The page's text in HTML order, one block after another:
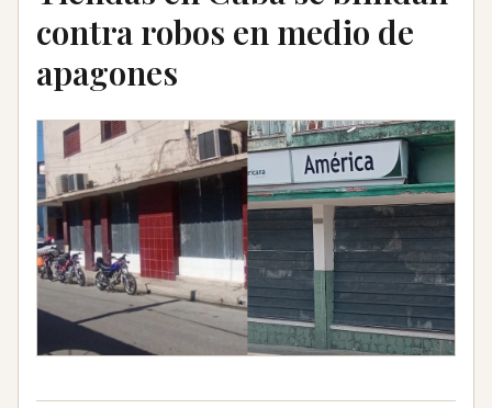
contra robos en medio de
apagones